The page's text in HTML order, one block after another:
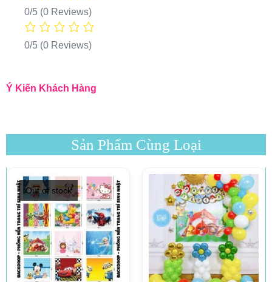
0/5 (0 Reviews)
0/5 (0 Reviews)
Ý Kiến Khách Hàng
Sản Phẩm Cùng Loại
Out of stock